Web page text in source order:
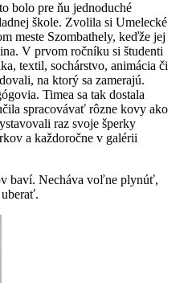
bolo pre ňu jednoduché
škole. Zvolila si Umelecké
meste Szombathely, keďže jej
V prvom ročníku si študenti
textil, sochárstvo, animácia či
na ktorý sa zamerajú.
Timea sa tak dostala
spracovávať rôzne kovy ako
raz svoje šperky
a každoročne v galérii
baví. Necháva voľne plynúť,